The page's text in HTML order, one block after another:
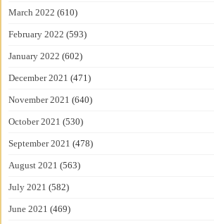
March 2022 (610)
February 2022 (593)
January 2022 (602)
December 2021 (471)
November 2021 (640)
October 2021 (530)
September 2021 (478)
August 2021 (563)
July 2021 (582)
June 2021 (469)